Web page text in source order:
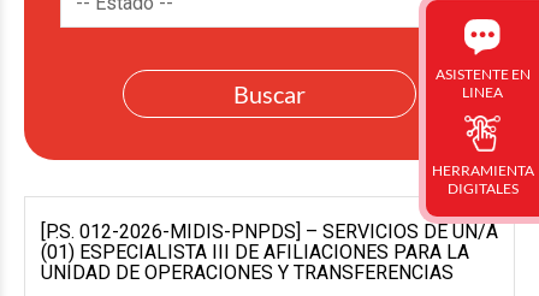
[P.S. 012-2026-MIDIS-PNPDS] – SERVICIOS DE UN/A
(01) ESPECIALISTA III DE AFILIACIONES PARA LA
UNIDAD DE OPERACIONES Y TRANSFERENCIAS
ASISTENTE EN
LINEA
HERRAMIENTA
DIGITALES